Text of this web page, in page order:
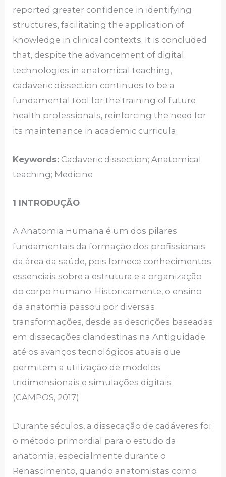
reported greater confidence in identifying
structures, facilitating the application of
knowledge in clinical contexts. It is concluded
that, despite the advancement of digital
technologies in anatomical teaching,
cadaveric dissection continues to be a
fundamental tool for the training of future
health professionals, reinforcing the need for
its maintenance in academic curricula.
Keywords: Cadaveric dissection; Anatomical
teaching; Medicine
1 INTRODUÇÃO
A Anatomia Humana é um dos pilares
fundamentais da formação dos profissionais
da área da saúde, pois fornece conhecimentos
essenciais sobre a estrutura e a organização
do corpo humano. Historicamente, o ensino
da anatomia passou por diversas
transformações, desde as descrições baseadas
em dissecações clandestinas na Antiguidade
até os avanços tecnológicos atuais que
permitem a utilização de modelos
tridimensionais e simulações digitais
(CAMPOS, 2017).
Durante séculos, a dissecação de cadáveres foi
o método primordial para o estudo da
anatomia, especialmente durante o
Renascimento, quando anatomistas como